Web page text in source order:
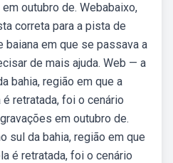
outubro de. Webabaixo,
correta para a pista de
baiana em que se passava a
de mais ajuda. Web — a
bahia, região em que a
retratada, foi o cenário
em outubro de.
sul da bahia, região em que
é retratada, foi o cenário